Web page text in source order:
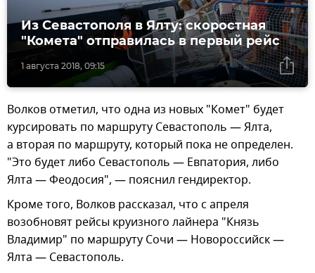
1 августа 2018, 09:15
Из Севастополя в Ялту: скоростная
"Комета" отправилась в первый рейс
Волков отметил, что одна из новых "Комет" будет
курсировать по маршруту Севастополь — Ялта,
а вторая по маршруту, который пока не определен.
"Это будет либо Севастополь — Евпатория, либо
Ялта — Феодосия", — пояснил гендиректор.
Кроме того, Волков рассказал, что с апреля
возобновят рейсы круизного лайнера "Князь
Владимир" по маршруту Сочи — Новороссийск —
Ялта — Севастополь.